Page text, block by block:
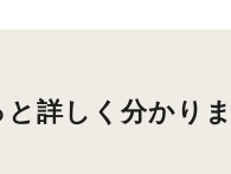
詳しく分かり